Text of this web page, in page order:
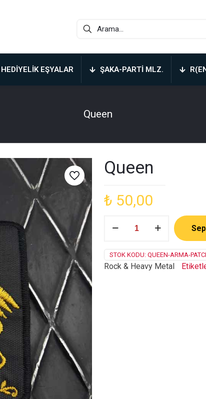
HEDIYELIK EŞYALAR ŞAKA-PARTI MLZ.
Queen
Queen
₺ 50,00
adet
STOK KODU: QUEEN-ARMA-
Rock & Heavy Metal